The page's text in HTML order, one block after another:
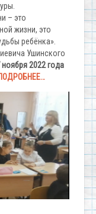
– это
жизни, это
ребёнка».
Ушинского
ноября 2022 года